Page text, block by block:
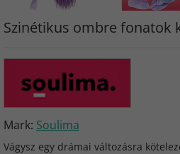
Szinétikus ombre fonatok
Mark: Soulima
Vágysz egy drámai változásra